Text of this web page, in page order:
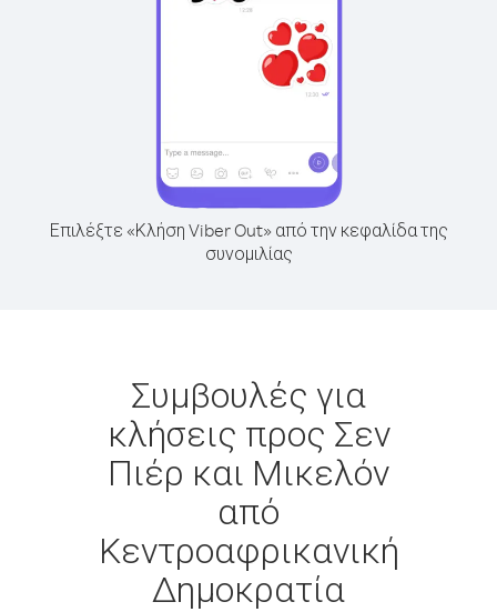
Επιλέξτε «Κλήση Viber Out» από την κεφαλίδα της
συνομιλίας
Συμβουλές για
κλήσεις προς Σεν
Πιέρ και Μικελόν
από
Κεντροαφρικανική
Δημοκρατία